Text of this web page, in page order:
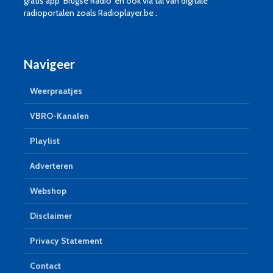
radioportalen zoals Radioplayer.be .
Navigeer
Weerpraatjes
VBRO-Kanalen
Playlist
Adverteren
Webshop
Disclaimer
Privacy Statement
Contact